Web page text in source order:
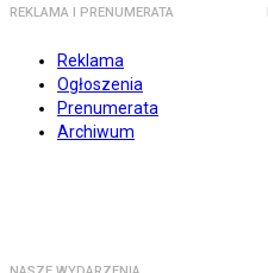
REKLAMA I PRENUMERATA
Reklama
Ogłoszenia
Prenumerata
Archiwum